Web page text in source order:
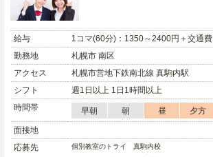
給与
1コマ(60分)：1350～2400円＋交通費
勤務地
札幌市 南区
アクセス
札幌市営地下鉄南北線 真駒内駅
シフト
週1日以上 1日1時間以上
時間帯
早朝 朝 昼 夕方
面接地
応募先
個別教室のトライ 真駒内校